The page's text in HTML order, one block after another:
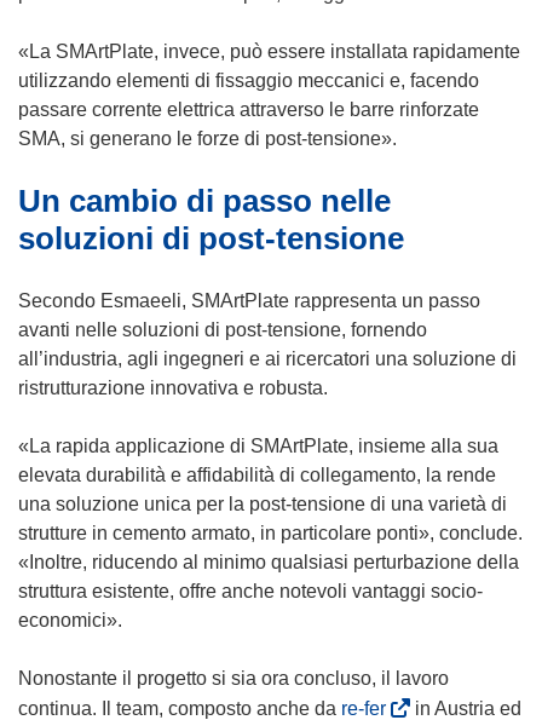
v
a
f
i
e
t
a
)
r
e
i
n
n
n
o
v
a
f
n
e
s
r
a
)
a
p
r
e
n
n
n
u
o
f
i
n
e
s
t
)
«La SMArtPlate, invece, può essere installata rapidamente
utilizzando elementi di fissaggio meccanici e, facendo
passare corrente elettrica attraverso le barre rinforzate
SMA, si generano le forze di post-tensione».
Un cambio di passo nelle
soluzioni di post-tensione
Secondo Esmaeeli, SMArtPlate rappresenta un passo
avanti nelle soluzioni di post-tensione, fornendo
all’industria, agli ingegneri e ai ricercatori una soluzione di
ristrutturazione innovativa e robusta.
«La rapida applicazione di SMArtPlate, insieme alla sua
elevata durabilità e affidabilità di collegamento, la rende
una soluzione unica per la post-tensione di una varietà di
strutture in cemento armato, in particolare ponti», conclude.
«Inoltre, riducendo al minimo qualsiasi perturbazione della
struttura esistente, offre anche notevoli vantaggi socio-
economici».
Nonostante il progetto si sia ora concluso, il lavoro
continua. Il team, composto anche da re-fer(
in Austria ed